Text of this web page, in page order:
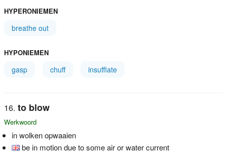
HYPERONIEMEN
breathe out
HYPONIEMEN
gasp chuff insufflate
to blow
Werkwoord
in wolken opwaaien
be in motion due to some air or water current